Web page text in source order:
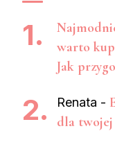
warto
Jak
Renata -
dla